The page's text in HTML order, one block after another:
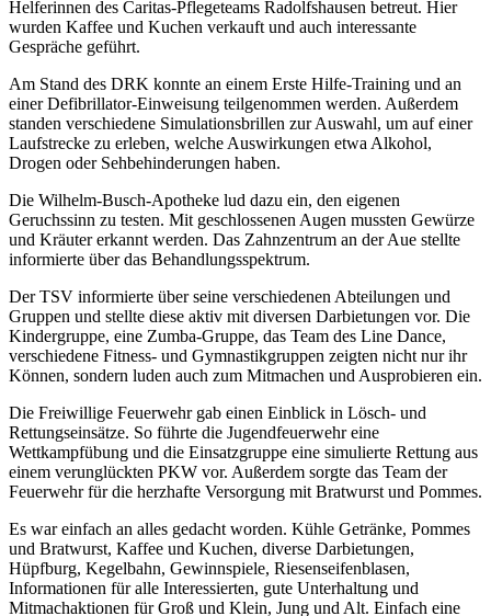
Helferinnen des Caritas-Pflegeteams Radolfshausen betreut. Hier
wurden Kaffee und Kuchen verkauft und auch interessante
Gespräche geführt.
Am Stand des DRK konnte an einem Erste Hilfe-Training und an
einer Defibrillator-Einweisung teilgenommen werden. Außerdem
standen verschiedene Simulationsbrillen zur Auswahl, um auf einer
Laufstrecke zu erleben, welche Auswirkungen etwa Alkohol,
Drogen oder Sehbehinderungen haben.
Die Wilhelm-Busch-Apotheke lud dazu ein, den eigenen
Geruchssinn zu testen. Mit geschlossenen Augen mussten Gewürze
und Kräuter erkannt werden. Das Zahnzentrum an der Aue stellte
informierte über das Behandlungsspektrum.
Der TSV informierte über seine verschiedenen Abteilungen und
Gruppen und stellte diese aktiv mit diversen Darbietungen vor. Die
Kindergruppe, eine Zumba-Gruppe, das Team des Line Dance,
verschiedene Fitness- und Gymnastikgruppen zeigten nicht nur ihr
Können, sondern luden auch zum Mitmachen und Ausprobieren ein.
Die Freiwillige Feuerwehr gab einen Einblick in Lösch- und
Rettungseinsätze. So führte die Jugendfeuerwehr eine
Wettkampfübung und die Einsatzgruppe eine simulierte Rettung aus
einem verunglückten PKW vor. Außerdem sorgte das Team der
Feuerwehr für die herzhafte Versorgung mit Bratwurst und Pommes.
Es war einfach an alles gedacht worden. Kühle Getränke, Pommes
und Bratwurst, Kaffee und Kuchen, diverse Darbietungen,
Hüpfburg, Kegelbahn, Gewinnspiele, Riesenseifenblasen,
Informationen für alle Interessierten, gute Unterhaltung und
Mitmachaktionen für Groß und Klein, Jung und Alt. Einfach eine